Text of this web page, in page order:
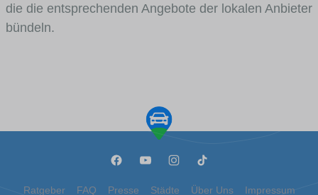
die die entsprechenden Angebote der lokalen Anbieter
bündeln.
Ratgeber FAQ Presse Städte Über Uns Impressum